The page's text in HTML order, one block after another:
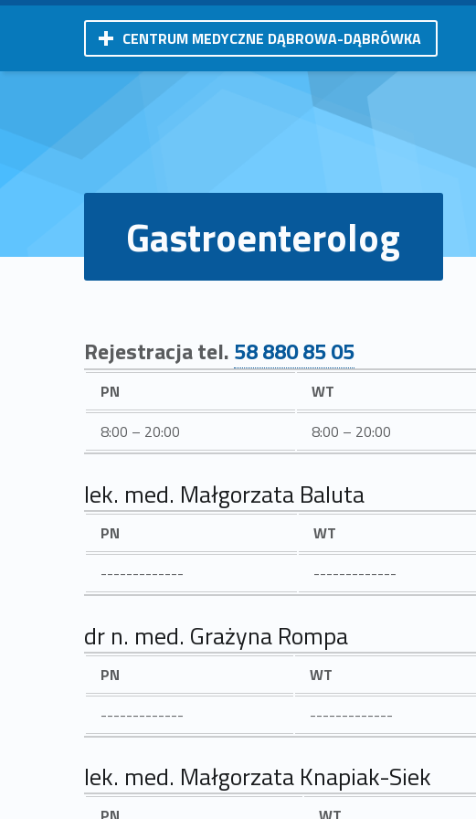
CENTRUM MEDYCZNE DĄBROWA-DĄBRÓWKA
Gastroenterolog
Rejestracja tel.58 880 85 05
PN WT
8:00 – 20:00
8:00 – 20:00
lek. med. Małgorzata Baluta
PN WT
-------------
-------------
dr n. med. Grażyna Rompa
PN WT
-------------
-------------
lek. med. Małgorzata Knapiak-Siek